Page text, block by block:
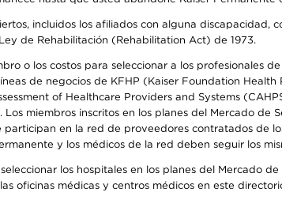
incluidos los afiliados con alguna discapacidad,
de Rehabilitación (Rehabilitation Act) de 1973.
o los costos para seleccionar a los profesionales
de negocios de KFHP (Kaiser Foundation
of Healthcare Providers and Systems
miembros inscritos en los planes del Mercado de
en la red de proveedores contratados de
y los médicos de la red deben seguir los
los hospitales en los planes del Mercado
oficinas médicas y centros médicos en este